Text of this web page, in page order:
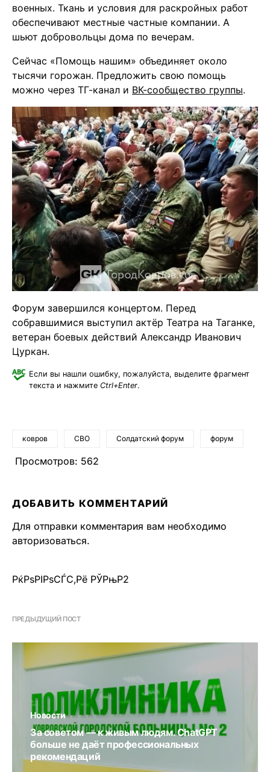
военных. Ткань и условия для раскройных работ
обеспечивают местные частные компании. А
шьют добровольцы дома по вечерам.
Сейчас «Помощь нашим» объединяет около
тысячи горожан. Предложить свою помощь
можно через ТГ-канал и ВК-сообщество группы.
Форум завершился концертом. Перед
собравшимися выступил актёр Театра на Таганке,
ветеран боевых действий Александр Иванович
Цуркан.
Если вы нашли ошибку, пожалуйста, выделите фрагмент
текста и нажмите Ctrl+Enter.
ковров СВО Солдатский форум форум
Просмотров: 562
ДОБАВИТЬ КОММЕНТАРИЙ
Для отправки комментария вам необходимо
авторизоваться.
РќРѕРІРѕСЃС‚Рё РЎРњР2
ПРЕДЫДУЩИЙ ПОСТ
Новости
За советом — к живым людям. ChatGPT
больше не даёт профессиональных
рекомендаций